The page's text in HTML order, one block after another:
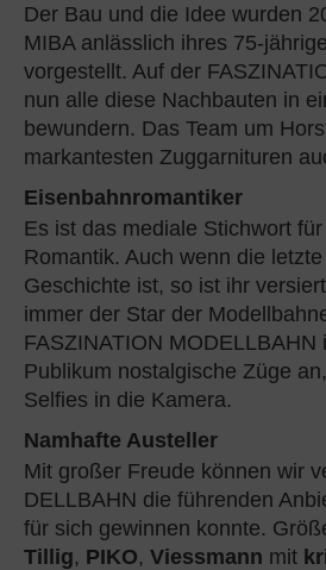
Der Bau und die Idee wurden
MIBA anlässlich ihres 75-
vorgestellt. Auf der
nun alle diese Nachbauten in
bewundern. Das Team um
markantesten Zuggarnituren
Eisenbahnromantiker
Es ist das mediale Stichwort
Romantik. Auch wenn die
Geschichte ist, so ist ihr
immer der Star der
FASZINATION
Publikum nostalgische Züge
Selfies in die Kamera.
Namhafte Austeller
Mit großer Freude können wir
DELLBAHN die führenden
für sich gewinnen konnte.
Tillig, PIKO, Viessmann mit